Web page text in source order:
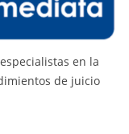
en la
de juicio